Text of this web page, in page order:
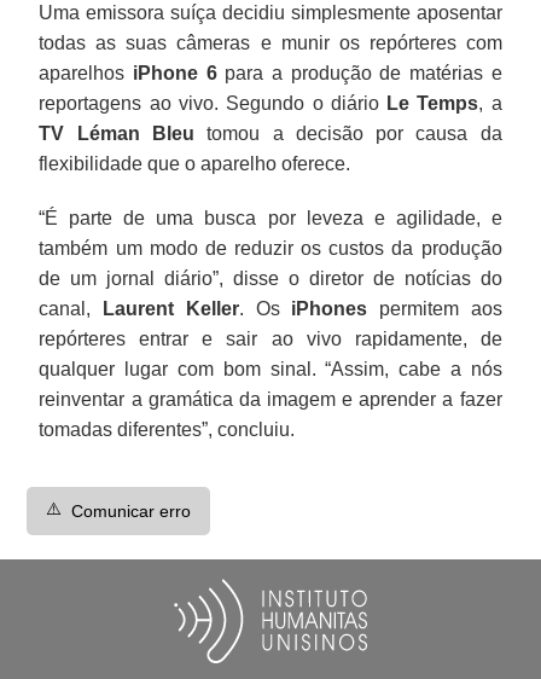
Uma emissora suíça decidiu simplesmente aposentar
todas as suas câmeras e munir os repórteres com
aparelhos iPhone 6para a produção de matérias e
reportagens ao vivo. Segundo o diário Le Temps, a
TV Léman Bleu tomou a decisão por causa da
flexibilidade que o aparelho oferece.
“É parte de uma busca por leveza e agilidade, e
também um modo de reduzir os custos da produção
de um jornal diário”, disse o diretor de notícias do
canal,
Laurent Keller. Os iPhones permitem aos
repórteres entrar e sair ao vivo rapidamente, de
qualquer lugar com bom sinal. “Assim, cabe a nós
reinventar a gramática da imagem e aprender a fazer
tomadas diferentes”, concluiu.
⚠️ Comunicar erro